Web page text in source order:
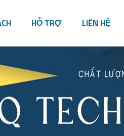
HỖ TRỢ LIÊN HỆ